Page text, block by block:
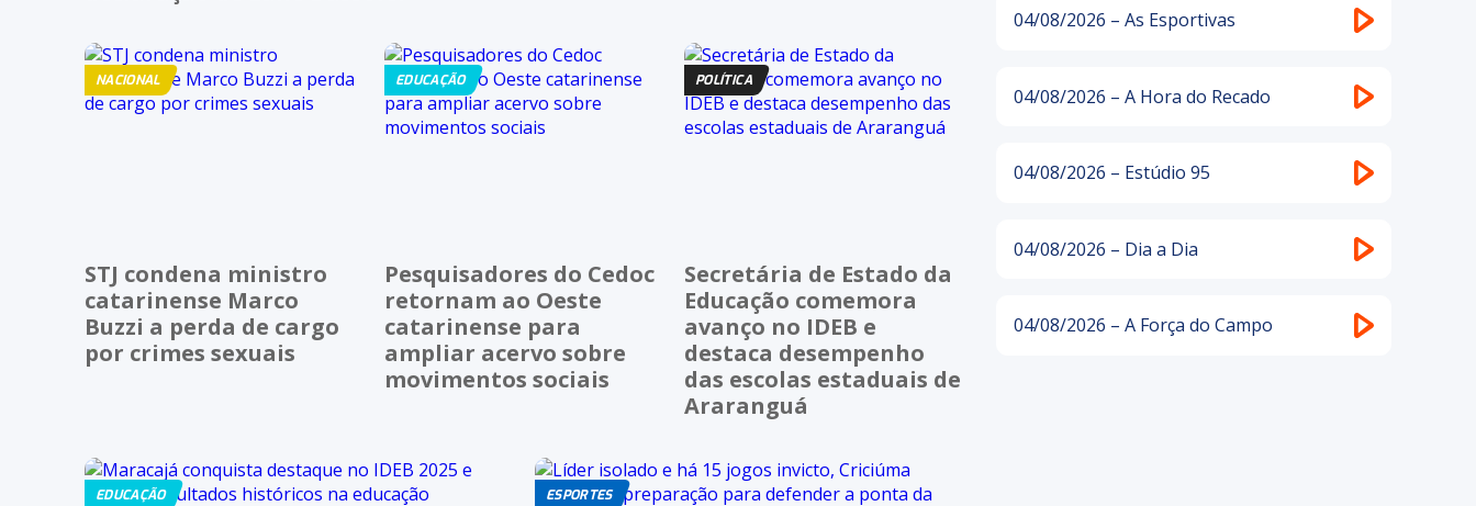
NACIONAL
STJ condena ministro
catarinense Marco
Buzzi a perda de cargo
por crimes sexuais
EDUCAÇÃO
Pesquisadores do Cedoc
retornam ao Oeste
catarinense para
ampliar acervo sobre
movimentos sociais
POLÍTICA
Secretária de Estado da
Educação comemora
avanço no IDEB e
destaca desempenho
das escolas estaduais de
Araranguá
EDUCAÇÃO ESPORTES
04/08/2026 – As Esportivas
04/08/2026 – A Hora do Recado
04/08/2026 – Estúdio 95
04/08/2026 – Dia a Dia
04/08/2026 – A Força do Campo